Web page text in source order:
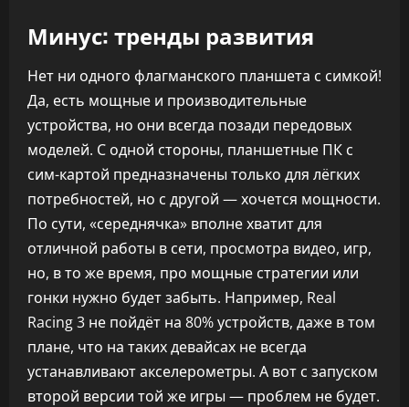
Минус: тренды развития
Нет ни одного флагманского планшета с симкой!
Да, есть мощные и производительные
устройства, но они всегда позади передовых
моделей. С одной стороны, планшетные ПК с
сим-картой предназначены только для лёгких
потребностей, но с другой — хочется мощности.
По сути, «середнячка» вполне хватит для
отличной работы в сети, просмотра видео, игр,
но, в то же время, про мощные стратегии или
гонки нужно будет забыть. Например, Real
Racing 3 не пойдёт на 80% устройств, даже в том
плане, что на таких девайсах не всегда
устанавливают акселерометры. А вот с запуском
второй версии той же игры — проблем не будет.